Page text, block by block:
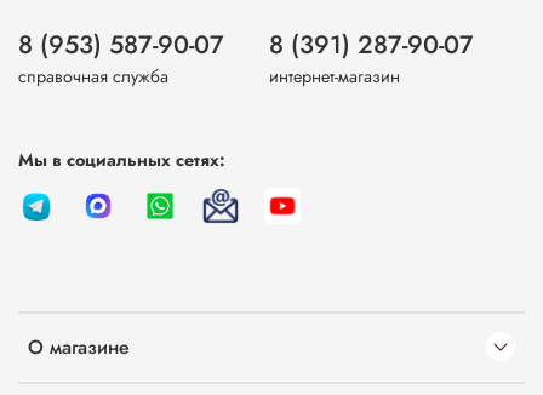
О магазине
8 (953) 587-90-07
справочная служба
8 (391) 287-90-07
интернет-магазин
Мы в социальных сетях: